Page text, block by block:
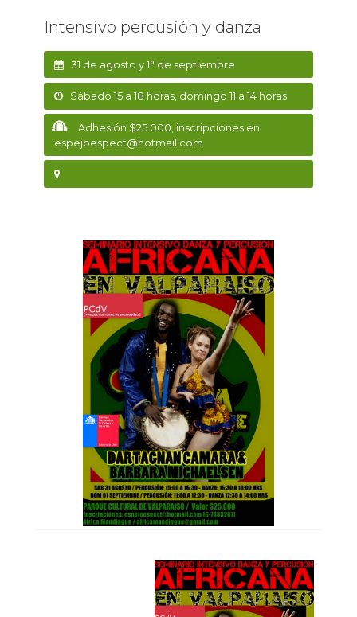
Intensivo percusión y danza
31 de agosto y 1° de septiembre
Sábado 15 a 18 horas, domingo 11 a 14 horas
Adhesión $25.000, inscripciones en
espejoespect@hotmail.com